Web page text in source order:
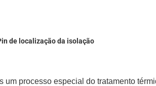
de localização da isolação
um processo especial do tratamento